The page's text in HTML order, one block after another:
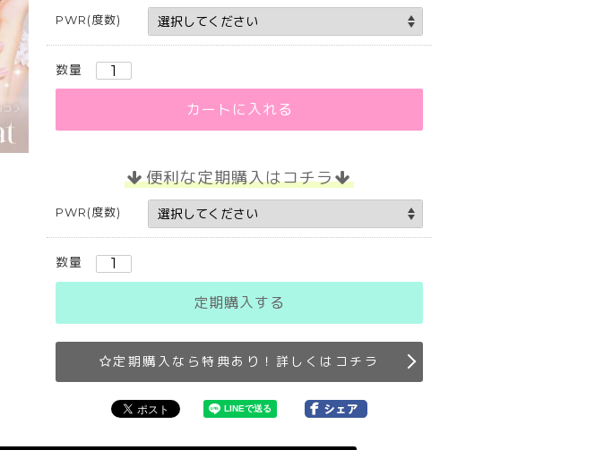
PWR(度数)
数量
カートに入れる
便利な定期購入はコチラ
PWR(度数)
数量
定期購入する
定期購入なら特典あり！詳しくはコチラ